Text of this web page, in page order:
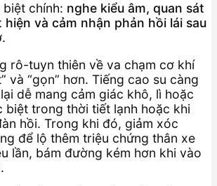
chính: nghe kiểu âm, quan sát
và cảm nhận phản hồi lái sau
.
rô-tuyn thiên về va chạm cơ khí
và “gọn” hơn. Tiếng cao su càng
dễ mang cảm giác khô, lì hoặc
biệt trong thời tiết lạnh hoặc khi
hồi. Trong khi đó, giảm xóc
để lộ thêm triệu chứng thân xe
lần, bám đường kém hơn khi vào